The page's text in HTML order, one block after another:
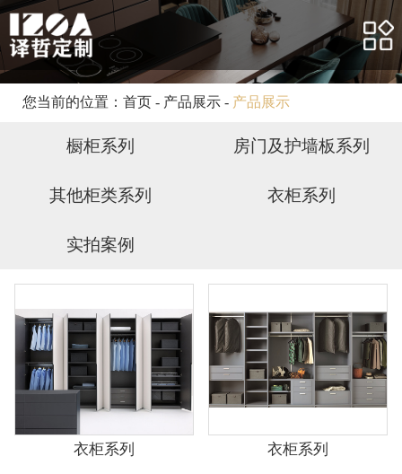
网站首页
关于我们
产品展示
合作案例
客户服务
联系我们
您当前的位置： 首页 - 产品展示- 产品展示
橱柜系列 房门及护墙板系列
其他柜类系列 衣柜系列
实拍案例
衣柜系列 衣柜系列